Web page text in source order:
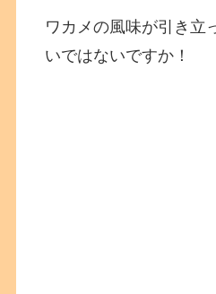
ワカメの風味が引き立
いではないですか！